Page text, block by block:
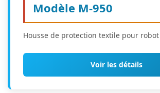
Modèle M-950
Housse de protection textile pour robot
Voir les détails